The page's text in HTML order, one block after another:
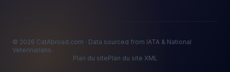
© 2026 CatAbroad.com · Data sourced from IATA & National
Veterinarians.
Plan du sitePlan du site XML